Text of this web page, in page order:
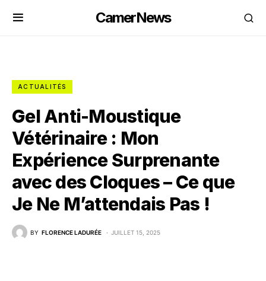
CamerNews
ACTUALITÉS
Gel Anti-Moustique
Vétérinaire : Mon
Expérience Surprenante
avec des Cloques – Ce que
Je Ne M’attendais Pas !
BY FLORENCE LADURÉE JUILLET 15, 2025